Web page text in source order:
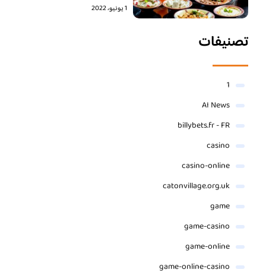
1 يونيو، 2022
تصنيفات
1
AI News
billybets.fr - FR
casino
casino-online
catonvillage.org.uk
game
game-casino
game-online
game-online-casino